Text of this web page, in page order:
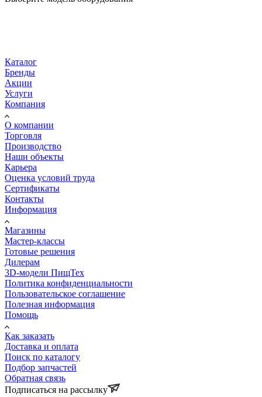
Каталог
Бренды
Акции
Услуги
Компания
О компании
Торговля
Производство
Наши объекты
Карьера
Оценка условий труда
Сертификаты
Контакты
Информация
Магазины
Мастер-классы
Готовые решения
Дилерам
3D-модели ПищТех
Политика конфиденциальности
Пользовательское соглашение
Полезная информация
Помощь
Как заказать
Доставка и оплата
Поиск по каталогу
Подбор запчастей
Обратная связь
Подписаться на рассылку